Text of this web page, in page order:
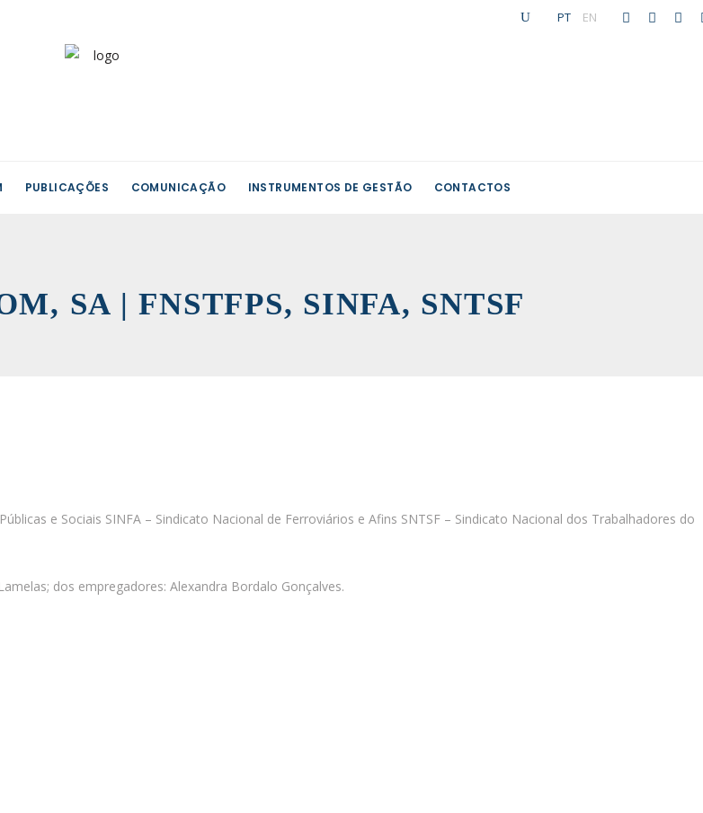
PT EN
PUBLICAÇÕES COMUNICAÇÃO INSTRUMENTOS DE GESTÃO CONTACTOS
SA | FNSTFPS, SINFA, SNTSF
e Sociais SINFA – Sindicato Nacional de Ferroviários e Afins SNTSF – Sindicato Nacional dos Trabalhadores do
dos empregadores: Alexandra Bordalo Gonçalves.